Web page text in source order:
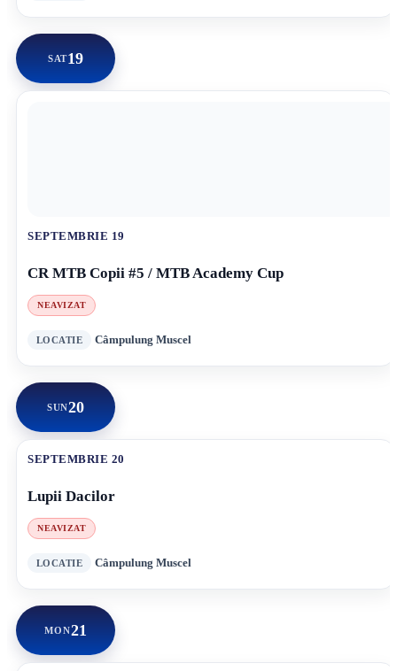
SAT19
SEPTEMBRIE 19
CR MTB Copii #5 / MTB Academy Cup
NEAVIZAT
Câmpulung Muscel
SUN20
SEPTEMBRIE 20
Lupii Dacilor
NEAVIZAT
Câmpulung Muscel
MON21